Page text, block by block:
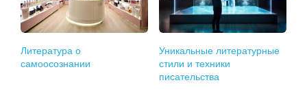
Литература о
самоосознании
Уникальные литературные
стили и техники
писательства